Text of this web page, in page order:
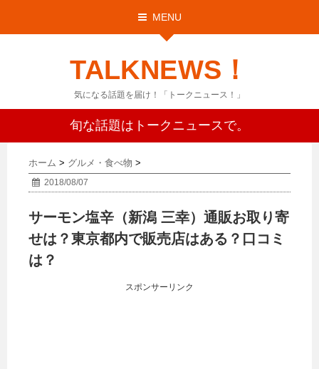
MENU
TALKNEWS！
気になる話題を届け！「トークニュース！」
旬な話題はトークニュースで。
ホーム > グルメ・食べ物 >
2018/08/07
サーモン塩辛（新潟 三幸）通販お取り寄
せは？東京都内で販売店はある？口コミ
は？
スポンサーリンク